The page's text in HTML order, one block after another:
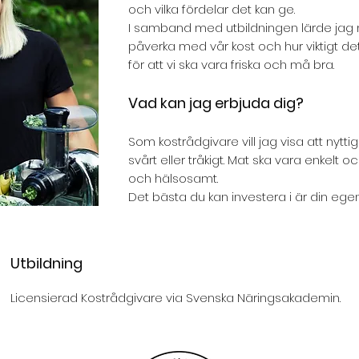
och vilka fördelar det kan ge.
I samband med utbildningen lärde jag
påverka med vår kost och hur viktigt
för att vi ska vara friska och må bra.
Vad kan jag erbjuda dig?
Som kostrådgivare vill jag visa att
svårt eller tråkigt. Mat ska vara enkelt
och hälsosamt.
Det bästa du kan investera i är din
Utbildning
Licensierad Kostrådgivare via Svenska Näringsakademin.